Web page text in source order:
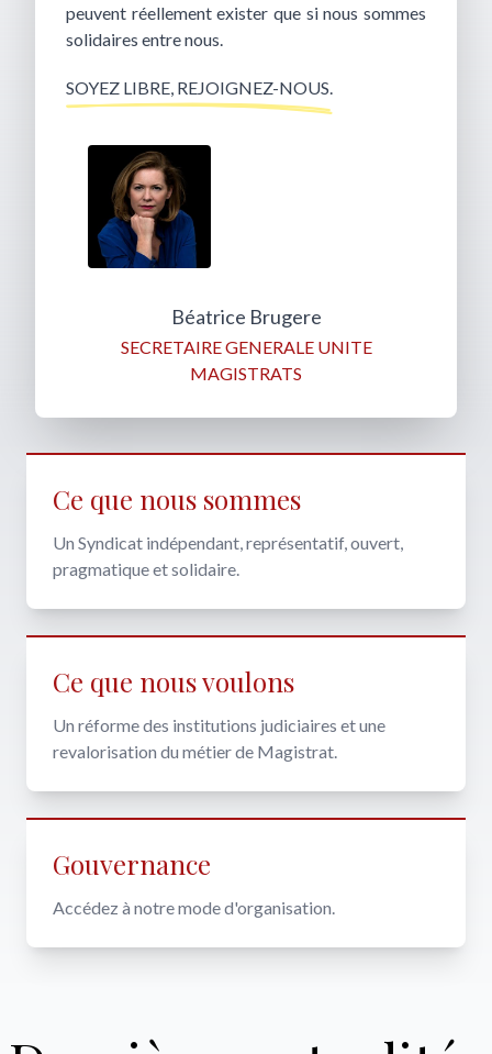
peuvent réellement exister que si nous sommes
solidaires entre nous.
SOYEZ LIBRE, REJOIGNEZ-NOUS.
Béatrice Brugere
SECRETAIRE GENERALE UNITE
MAGISTRATS
Ce que nous sommes
Un Syndicat indépendant, représentatif, ouvert,
pragmatique et solidaire.
Ce que nous voulons
Un réforme des institutions judiciaires et une
revalorisation du métier de Magistrat.
Gouvernance
Accédez à notre mode d'organisation.